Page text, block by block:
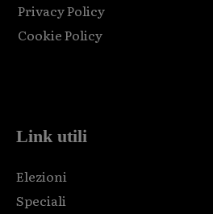
Privacy Policy
Cookie Policy
Link utili
Elezioni
Speciali